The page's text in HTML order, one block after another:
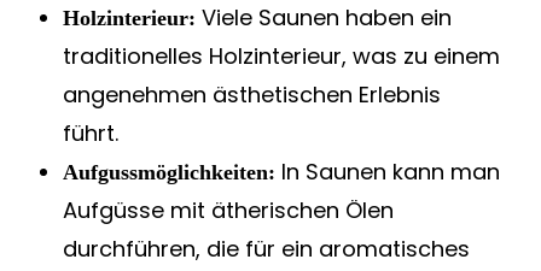
Holzinterieur: Viele Saunen haben ein
traditionelles Holzinterieur, was zu einem
angenehmen ästhetischen Erlebnis
führt.
Aufgussmöglichkeiten: In Saunen kann man
Aufgüsse mit ätherischen Ölen
durchführen, die für ein aromatisches